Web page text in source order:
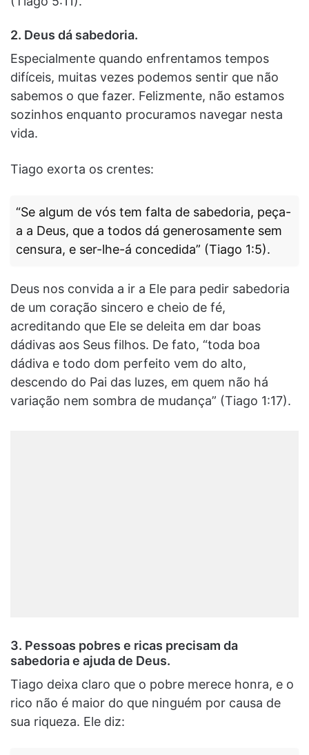
2. Deus dá sabedoria.
Especialmente quando enfrentamos tempos
difíceis, muitas vezes podemos sentir que não
sabemos o que fazer. Felizmente, não estamos
sozinhos enquanto procuramos navegar nesta
vida.
Tiago exorta os crentes:
“Se algum de vós tem falta de sabedoria, peça-
a a Deus, que a todos dá generosamente sem
censura, e ser-lhe-á concedida” (Tiago 1:5).
Deus nos convida a ir a Ele para pedir sabedoria
de um coração sincero e cheio de fé,
acreditando que Ele se deleita em dar boas
dádivas aos Seus filhos. De fato, “toda boa
dádiva e todo dom perfeito vem do alto,
descendo do Pai das luzes, em quem não há
variação nem sombra de mudança” (Tiago 1:17).
3. Pessoas pobres e ricas precisam da
sabedoria e ajuda de Deus.
Tiago deixa claro que o pobre merece honra, e o
rico não é maior do que ninguém por causa de
sua riqueza. Ele diz: